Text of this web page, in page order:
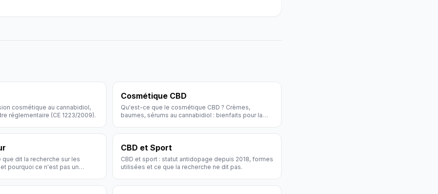
cosmétique au cannabidiol,
réglementaire (CE 1223/2009).
Cosmétique CBD
Qu'est-ce que le cosmétique CBD ? Crèmes,
baumes, sérums au cannabidiol : bienfaits pour la
que dit la recherche sur les
pourquoi ce n'est pas un
CBD et Sport
CBD et sport : statut antidopage depuis 2018, formes
utilisées et ce que la recherche ne dit pas.